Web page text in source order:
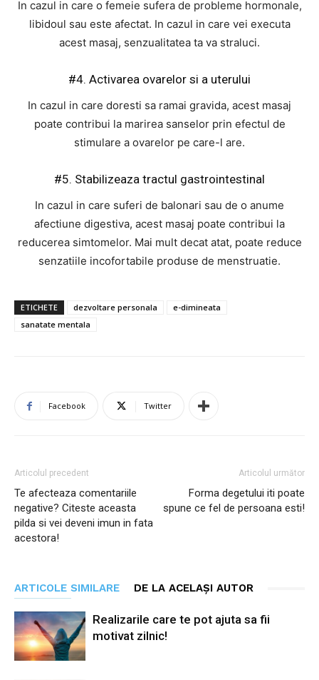
In cazul in care o femeie sufera de probleme hormonale,
libidoul sau este afectat. In cazul in care vei executa
acest masaj, senzualitatea ta va straluci.
#4. Activarea ovarelor si a uterului
In cazul in care doresti sa ramai gravida, acest masaj
poate contribui la marirea sanselor prin efectul de
stimulare a ovarelor pe care-l are.
#5. Stabilizeaza tractul gastrointestinal
In cazul in care suferi de balonari sau de o anume
afectiune digestiva, acest masaj poate contribui la
reducerea simtomelor. Mai mult decat atat, poate reduce
senzatiile incofortabile produse de menstruatie.
ETICHETE dezvoltare personala
e-dimineata
sanatate mentala
Facebook Twitter
Articolul precedent
Te afecteaza comentariile
negative? Citeste aceasta
pilda si vei deveni imun in fata
acestora!
Articolul următor
Forma degetului iti poate
spune ce fel de persoana esti!
ARTICOLE SIMILARE DE LA ACELAȘI AUTOR
Realizarile care te pot ajuta sa fii
motivat zilnic!